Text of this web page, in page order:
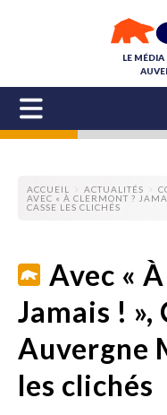
LE
ACCUEIL ACTUALITÉS
AVEC « À CLERMONT ?
CASSE LES CLICHÉS
Avec «
Jamais !
Auvergne
les clichés